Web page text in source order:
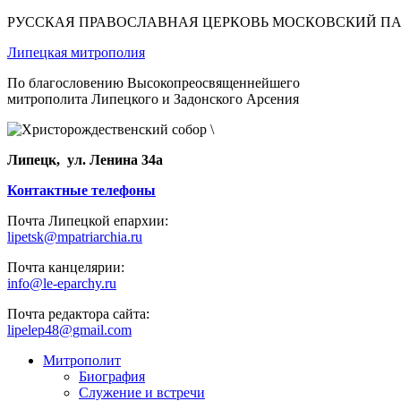
РУССКАЯ ПРАВОСЛАВНАЯ ЦЕРКОВЬ МОСКОВСКИЙ
Липецкая митрополия
По благословению Высокопреосвященнейшего
митрополита Липецкого и Задонского Арсения
Липецк, ул. Ленина 34а
Контактные телефоны
Почта Липецкой епархии:
lipetsk@mpatriarchia.ru
Почта канцелярии:
info@le-eparchy.ru
Почта редактора сайта:
lipelep48@gmail.com
Митрополит
Биография
Служение и встречи